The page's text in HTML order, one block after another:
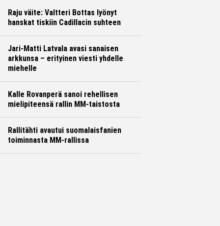
Raju väite: Valtteri Bottas lyönyt
hanskat tiskiin Cadillacin suhteen
Jari-Matti Latvala avasi sanaisen
arkkunsa – erityinen viesti yhdelle
miehelle
Kalle Rovanperä sanoi rehellisen
mielipiteensä rallin MM-taistosta
Rallitähti avautui suomalaisfanien
toiminnasta MM-rallissa